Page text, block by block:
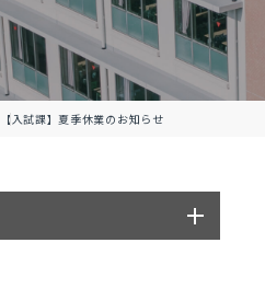
【入試課】夏季休業のお知らせ